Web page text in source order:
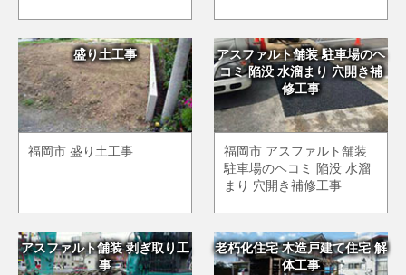
盛り土工事
福岡市 盛り土工事
アスファルト舗装 駐車場のヘ
コミ 陥没 水溜まり 穴開き補
修工事
福岡市 アスファルト舗装
駐車場のヘコミ 陥没 水溜
まり 穴開き補修工事
アスファルト舗装 剥ぎ取り工
事
老朽化住宅 木造戸建て住宅 解
体工事